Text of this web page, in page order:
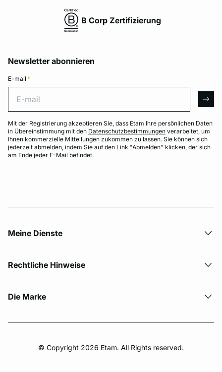
B Corp Zertifizierung
Newsletter abonnieren
E-mail *
Mit der Registrierung akzeptieren Sie, dass Etam Ihre persönlichen Daten
in Übereinstimmung mit den Datenschutzbestimmungen verarbeitet, um
Ihnen kommerzielle Mitteilungen zukommen zu lassen. Sie können sich
jederzeit abmelden, indem Sie auf den Link "Abmelden" klicken, der sich
am Ende jeder E-Mail befindet.
Meine Dienste
Rechtliche Hinweise
Die Marke
© Copyright 2026 Etam. All Rights reserved.